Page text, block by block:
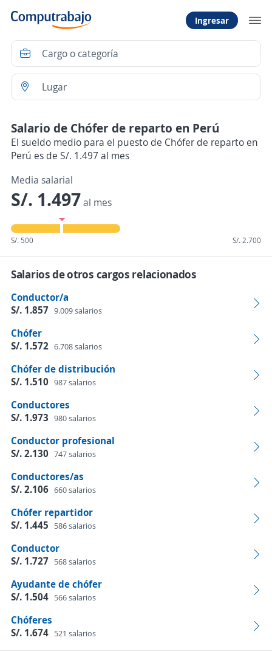
Ingresar
Salario de Chófer de reparto en Perú
El sueldo medio para el puesto de Chófer de reparto en
Perú es de S/. 1.497 al mes
Media salarial
S/. 1.497al mes
S/. 500 S/. 2.700
Salarios de otros cargos relacionados
Conductor/a
S/. 1.857 9.009 salarios
Chófer
S/. 1.572 6.708 salarios
Chófer de distribución
S/. 1.510 987 salarios
Conductores
S/. 1.973 980 salarios
Conductor profesional
S/. 2.130 747 salarios
Conductores/as
S/. 2.106 660 salarios
Chófer repartidor
S/. 1.445
586 salarios
Conductor
S/. 1.727 568 salarios
Ayudante de chófer
S/. 1.504 566 salarios
Chóferes
S/. 1.674 521 salarios